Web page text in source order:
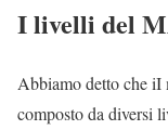
I livelli del
Abbiamo detto che iI
composto da diversi